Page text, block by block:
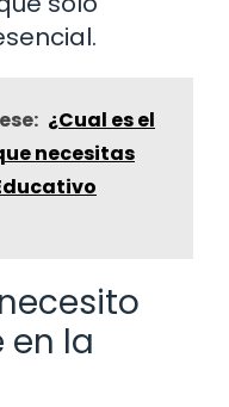
¿Cual es el
necesitas
en la